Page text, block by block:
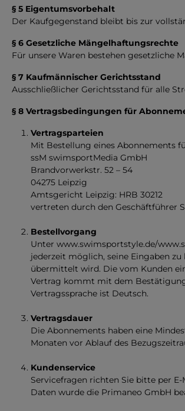
§ 5 Eigentumsvorbehalt
Der Kaufgegenstand bleibt bis zur
§ 6 Gesetzliche Mängelhaftungsrechte
Für unsere Waren bestehen gesetzliche
§ 7 Kaufmännischer Gerichtsstand
Ausschließlicher Gerichtsstand für alle
§ 8 Vertragsbedingungen für
Vertragsparteien
Mit Bestellung eines Abonnements
ssM swimsportMedia GmbH
Brandvorwerkstr. 52 – 54
04275 Leipzig
Amtsgericht Leipzig: HRB 30212
vertreten durch den Geschäftführer
Bestellvorgang
Unter www.swimsportstyle.de/
jederzeit möglich, seine Eingaben
übermittelt wird. Die vom Kunden
Vertrag kommt mit dem
Vertragssprache ist Deutsch.
Vertragsdauer
Die Abonnements haben eine
Monaten vor Ablauf des
Kundenservice
Servicefragen richten Sie bitte per
Daten wurde die Primaneo GmbH